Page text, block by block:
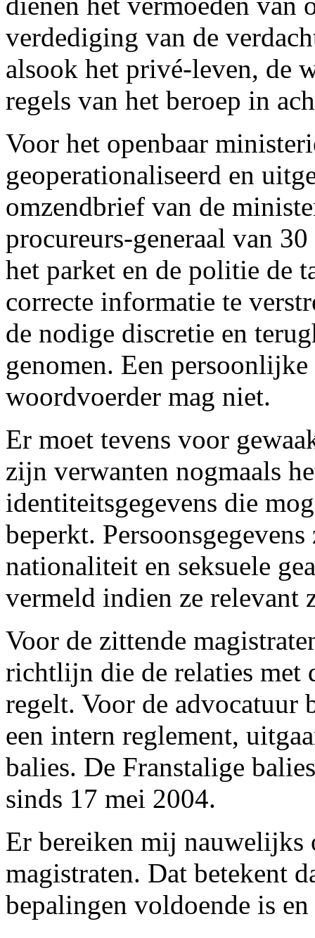
verdediging van de
alsook het privé-leven, de
regels van het beroep in
Voor het openbaar
geoperationaliseerd en
omzendbrief van de
procureurs-generaal van
het parket en de politie de
correcte informatie te
de nodige discretie en
genomen. Een
woordvoerder mag niet.
Er moet tevens voor
zijn verwanten nogmaals
identiteitsgegevens die
beperkt.
nationaliteit en seksuele
vermeld indien ze relevant
Voor de zittende
richtlijn die de relaties met
regelt. Voor de advocatuur
een intern reglement,
balies. De Franstalige
sinds 17 mei 2004.
Er bereiken mij nauwelijks
magistraten. Dat betekent
bepalingen voldoende is